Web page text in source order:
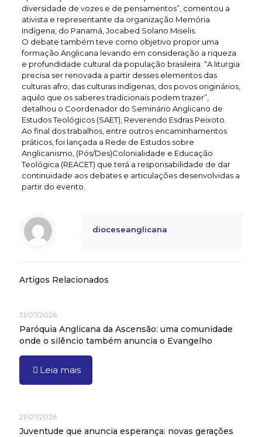
diversidade de vozes e de pensamentos”, comentou a
ativista e representante da organização Memória
Indígena, do Panamá, Jocabed Solano Miselis.
O debate também teve como objetivo propor uma
formação Anglicana levando em consideração a riqueza
e profundidade cultural da população brasileira. “A liturgia
precisa ser renovada a partir desses elementos das
culturas afro, das culturas indígenas, dos povos originários,
aquilo que os saberes tradicionais podem trazer”,
detalhou o Coordenador do Seminário Anglicano de
Estudos Teológicos (SAET), Reverendo Esdras Peixoto.
Ao final dos trabalhos, entre outros encaminhamentos
práticos, foi lançada a Rede de Estudos sobre
Anglicanismo, (Pós/Des)Colonialidade e Educação
Teológica (REACET) que terá a responsabilidade de dar
continuidade aos debates e articulações desenvolvidas a
partir do evento.
dioceseanglicana
Artigos Relacionados
31/07/2026
Paróquia Anglicana da Ascensão: uma comunidade
onde o silêncio também anuncia o Evangelho
Leia mais
21/07/2026
Juventude que anuncia esperança: novas gerações